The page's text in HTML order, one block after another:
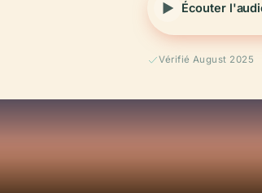
Écouter
Vérifié August 2025